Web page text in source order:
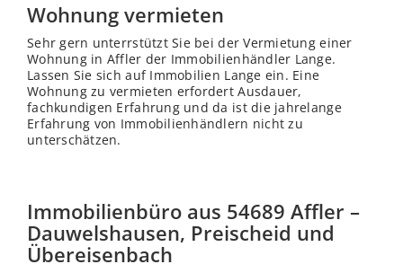
Wohnung vermieten
Sehr gern unterrstützt Sie bei der Vermietung einer
Wohnung in Affler der Immobilienhändler Lange.
Lassen Sie sich auf Immobilien Lange ein. Eine
Wohnung zu vermieten erfordert Ausdauer,
fachkundigen Erfahrung und da ist die jahrelange
Erfahrung von Immobilienhändlern nicht zu
unterschätzen.
Immobilienbüro aus 54689 Affler –
Dauwelshausen, Preischeid und
Übereisenbach